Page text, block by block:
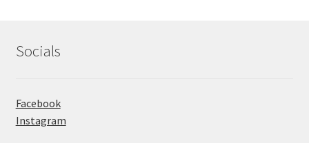
Socials
Facebook
Instagram